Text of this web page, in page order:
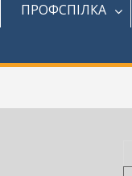
ПРОФСПІЛКА